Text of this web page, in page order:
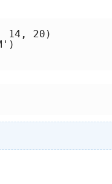
14, 20)